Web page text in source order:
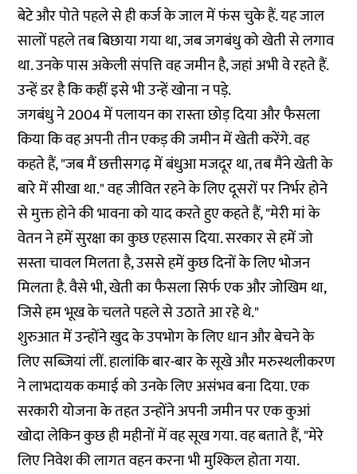
बेटे और पोते पहले से ही कर्ज के जाल में फंस चुके हैं. यह जाल
सालों पहले तब बिछाया गया था, जब जगबंधु को खेती से लगाव
था. उनके पास अकेली संपत्ति वह जमीन है, जहां अभी वे रहते हैं.
उन्हें डर है कि कहीं इसे भी उन्हें खोना न पड़े.
जगबंधु ने 2004 में पलायन का रास्ता छोड़ दिया और फैसला
किया कि वह अपनी तीन एकड़ की जमीन में खेती करेंगे. वह
कहते हैं, "जब मैं छत्तीसगढ़ में बंधुआ मजदूर था, तब मैंने खेती के
बारे में सीखा था." वह जीवित रहने के लिए दूसरों पर निर्भर होने
से मुक्त होने की भावना को याद करते हुए कहते हैं, "मेरी मां के
वेतन ने हमें सुरक्षा का कुछ एहसास दिया. सरकार से हमें जो
सस्ता चावल मिलता है, उससे हमें कुछ दिनों के लिए भोजन
मिलता है. वैसे भी, खेती का फैसला सिर्फ एक और जोखिम था,
जिसे हम भूख के चलते पहले से उठाते आ रहे थे."
शुरुआत में उन्होंने खुद के उपभोग के लिए धान और बेचने के
लिए सब्जियां लीं. हालांकि बार-बार के सूखे और मरुस्थलीकरण
ने लाभदायक कमाई को उनके लिए असंभव बना दिया. एक
सरकारी योजना के तहत उन्होंने अपनी जमीन पर एक कुआं
खोदा लेकिन कुछ ही महीनों में वह सूख गया. वह बताते हैं, "मेरे
लिए निवेश की लागत वहन करना भी मुश्किल होता गया.